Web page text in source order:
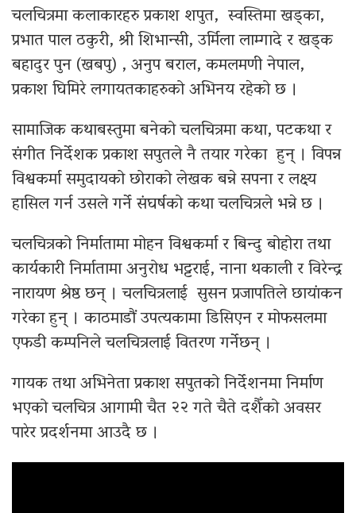
चलचित्रमा कलाकारहरु प्रकाश शपुत, स्वस्तिमा खड्का,
प्रभात पाल ठकुरी, श्री शिभान्सी, उर्मिला लाम्गादे र खड्क
बहादुर पुन (खबपु) , अनुप बराल, कमलमणी नेपाल,
प्रकाश घिमिरे लगायतकाहरुको अभिनय रहेको छ ।
सामाजिक कथाबस्तुमा बनेको चलचित्रमा कथा, पटकथा र
संगीत निर्देशक प्रकाश सपुतले नै तयार गरेका हुन् । विपन्न
विश्वकर्मा समुदायको छोराको लेखक बन्ने सपना र लक्ष्य
हासिल गर्न उसले गर्ने संघर्षको कथा चलचित्रले भन्ने छ ।
चलचित्रको निर्मातामा मोहन विश्वकर्मा र बिन्दु बोहोरा तथा
कार्यकारी निर्मातामा अनुरोध भट्टराई, नाना थकाली र विरेन्द्र
नारायण श्रेष्ठ छन् । चलचित्रलाई सुसन प्रजापतिले छायांकन
गरेका हुन् । काठमाडौं उपत्यकामा डिसिएन र मोफसलमा
एफडी कम्पनिले चलचित्रलाई वितरण गर्नेछन् ।
गायक तथा अभिनेता प्रकाश सपुतको निर्देशनमा निर्माण
भएको चलचित्र आगामी चैत २२ गते चैते दशैँको अवसर
पारेर प्रदर्शनमा आउदै छ ।